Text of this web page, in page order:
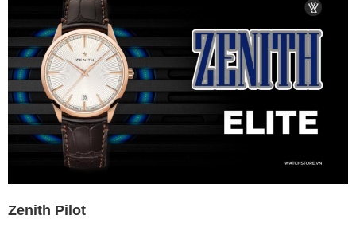
Zenith Pilot